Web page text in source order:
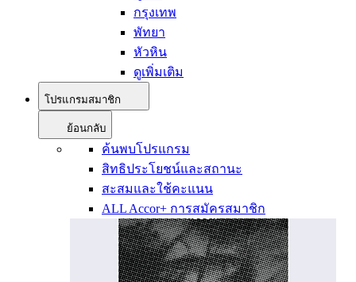
กรุงเทพ
พัทยา
หัวหิน
ดูเพิ่มเติม
โปรแกรมสมาชิก
ย้อนกลับ
ค้นพบโปรแกรม
สิทธิประโยชน์และสถานะ
สะสมและใช้คะแนน
ALL Accor+ การสมัครสมาชิก